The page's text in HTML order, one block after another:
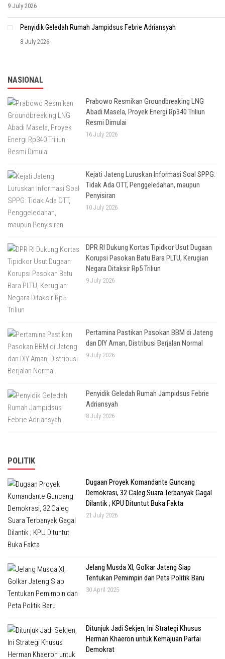
9 July 2026
Penyidik Geledah Rumah Jampidsus Febrie Adriansyah
8 July 2026
NASIONAL
Prabowo Resmikan Groundbreaking LNG
Abadi Masela, Proyek Energi Rp340 Triliun
Resmi Dimulai
16 July 2026
Kejati Jateng Luruskan Informasi Soal SPPG:
Tidak Ada OTT, Penggeledahan, maupun
Penyisiran
10 July 2026
DPR RI Dukung Kortas Tipidkor Usut Dugaan
Korupsi Pasokan Batu Bara PLTU, Kerugian
Negara Ditaksir Rp5 Triliun
9 July 2026
Pertamina Pastikan Pasokan BBM di Jateng
dan DIY Aman, Distribusi Berjalan Normal
9 July 2026
Penyidik Geledah Rumah Jampidsus Febrie
Adriansyah
8 July 2026
POLITIK
Dugaan Proyek Komandante Guncang
Demokrasi, 32 Caleg Suara Terbanyak Gagal
Dilantik ; KPU Dituntut Buka Fakta
21 July 2026
Jelang Musda XI, Golkar Jateng Siap
Tentukan Pemimpin dan Peta Politik Baru
30 April 2025
Ditunjuk Jadi Sekjen, Ini Strategi Khusus
Herman Khaeron untuk Kemajuan Partai
Demokrat